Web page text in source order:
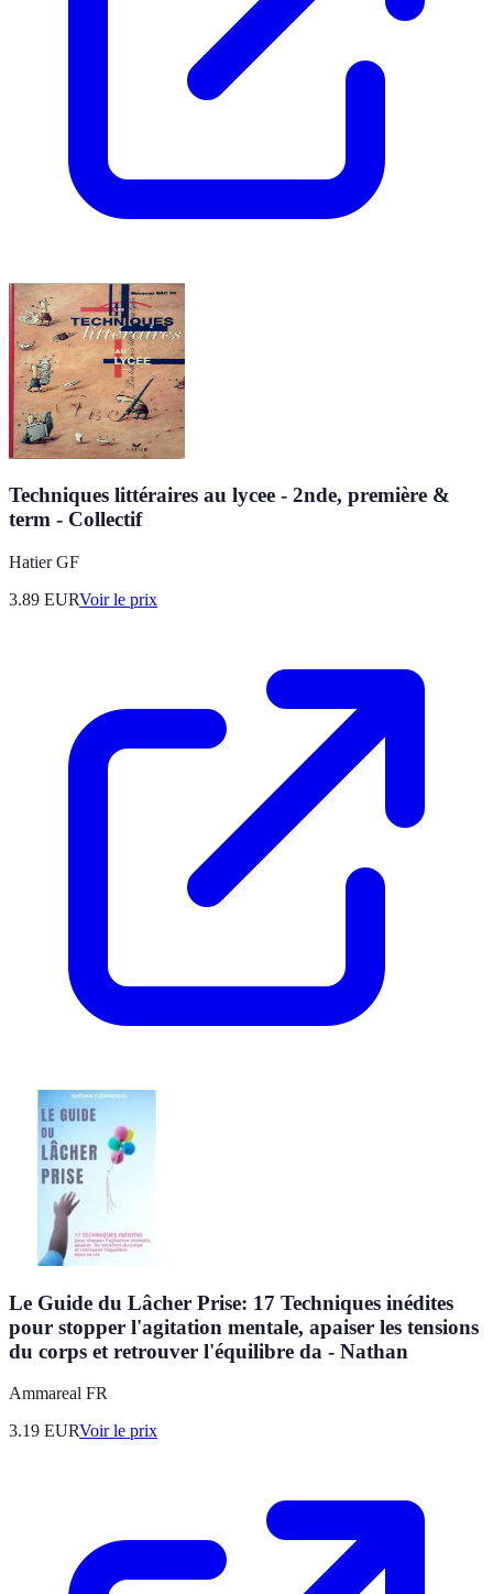
Techniques littéraires au lycee - 2nde, première &
term - Collectif
Hatier GF
3.89 EURVoir le prix
Le Guide du Lâcher Prise: 17 Techniques inédites
pour stopper l'agitation mentale, apaiser les tensions
du corps et retrouver l'équilibre da - Nathan
Ammareal FR
3.19 EURVoir le prix